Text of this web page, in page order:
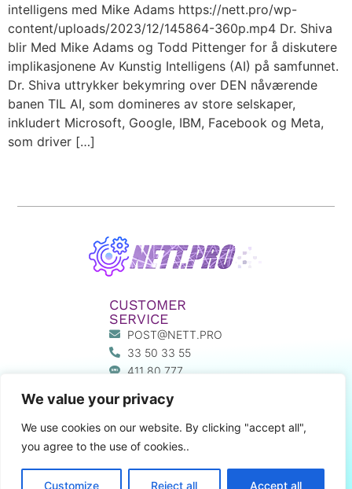
We value your privacy
We use cookies on our website. By clicking "accept all",
you agree to the use of cookies..
Customize Reject all Accept all
intelligens med Mike Adams https://nett.pro/wp-
content/uploads/2023/12/145864-360p.mp4 Dr. Shiva
blir Med Mike Adams og Todd Pittenger for å diskutere
implikasjonene Av Kunstig Intelligens (AI) på samfunnet.
Dr. Shiva uttrykker bekymring over DEN nåværende
banen TIL AI, som domineres av store selskaper,
inkludert Microsoft, Google, IBM, Facebook og Meta,
som driver […]
CUSTOMER
SERVICE
POST@NETT.PRO
33 50 33 55
411 80 777
ABOUT US
TERMS AND
CONDITIONS